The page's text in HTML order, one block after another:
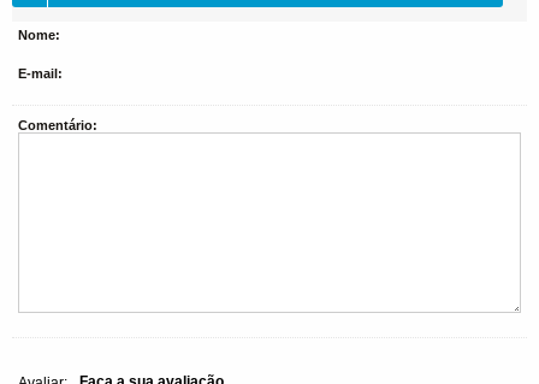
Nome:
E-mail:
Comentário: